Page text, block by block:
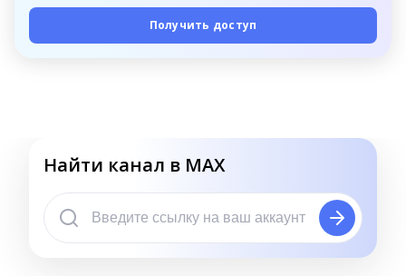
Получить доступ
Найти канал в MAX